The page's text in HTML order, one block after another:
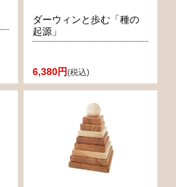
ダーウィンと歩む「種の
起源」
6,380円(税込)